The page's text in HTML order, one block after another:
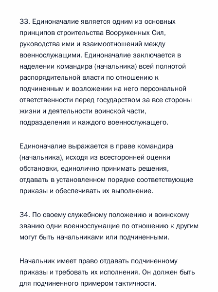
33. Единоначалие является одним из основных
принципов строительства Вооруженных Сил,
руководства ими и взаимоотношений между
военнослужащими. Единоначалие заключается в
наделении командира (начальника) всей полнотой
распорядительной власти по отношению к
подчиненным и возложении на него персональной
ответственности перед государством за все стороны
жизни и деятельности воинской части,
подразделения и каждого военнослужащего.
Единоначалие выражается в праве командира
(начальника), исходя из всесторонней оценки
обстановки, единолично принимать решения,
отдавать в установленном порядке соответствующие
приказы и обеспечивать их выполнение.
34. По своему служебному положению и воинскому
званию одни военнослужащие по отношению к другим
могут быть начальниками или подчиненными.
Начальник имеет право отдавать подчиненному
приказы и требовать их исполнения. Он должен быть
для подчиненного примером тактичности,